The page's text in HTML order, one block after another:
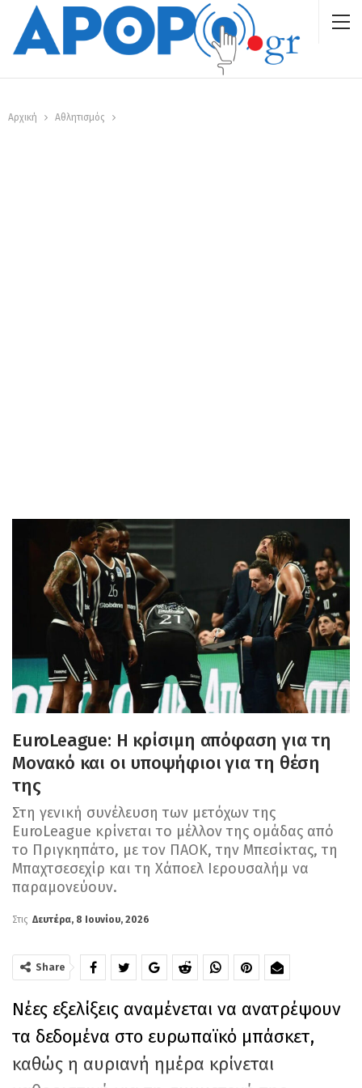
Αρχική Αθλητισμός
EuroLeague: Η κρίσιμη απόφαση για τη
Μονακό και οι υποψήφιοι για τη θέση
της
Στη γενική συνέλευση των μετόχων της
EuroLeague κρίνεται το μέλλον της ομάδας από
το Πριγκηπάτο, με τον ΠΑΟΚ, την Μπεσίκτας, τη
Μπαχτσεσεχίρ και τη Χάποελ Ιερουσαλήμ να
παραμονεύουν.
Στις Δευτέρα, 8 Ιουνίου, 2026
Share
Νέες εξελίξεις αναμένεται να ανατρέψουν
τα δεδομένα στο ευρωπαϊκό μπάσκετ,
καθώς η αυριανή ημέρα κρίνεται